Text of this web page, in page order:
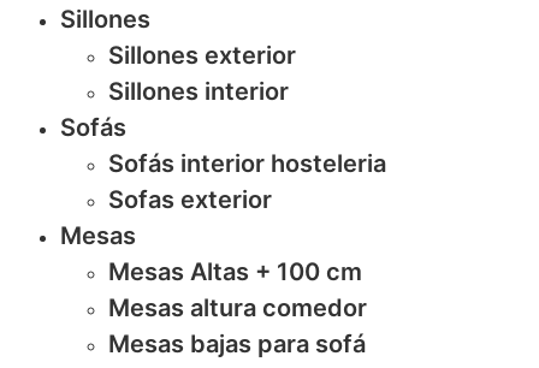
Sillones
Sillones exterior
Sillones interior
Sofás
Sofás interior hosteleria
Sofas exterior
Mesas
Mesas Altas + 100 cm
Mesas altura comedor
Mesas bajas para sofá